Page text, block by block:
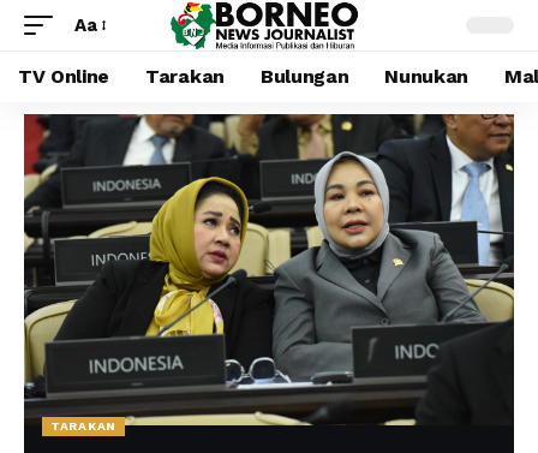
Aa
TV Online Tarakan Bulungan Nunukan
TARAKAN